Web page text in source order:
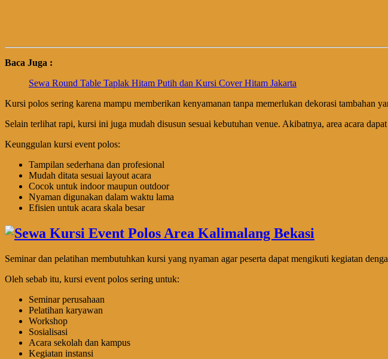
Baca Juga :
Sewa Round Table Taplak Hitam Putih dan Kursi Cover Hitam Jakarta
Kursi polos sering karena mampu memberikan kenyamanan tanpa memerlukan dekorasi tambahan
Selain terlihat rapi, kursi ini juga mudah disusun sesuai kebutuhan venue. Akibatnya, area acara
Keunggulan kursi event polos:
Tampilan sederhana dan profesional
Mudah ditata sesuai layout acara
Cocok untuk indoor maupun outdoor
Nyaman digunakan dalam waktu lama
Efisien untuk acara skala besar
Seminar dan pelatihan membutuhkan kursi yang nyaman agar peserta dapat mengikuti kegiatan
Oleh sebab itu, kursi event polos sering untuk:
Seminar perusahaan
Pelatihan karyawan
Workshop
Sosialisasi
Acara sekolah dan kampus
Kegiatan instansi